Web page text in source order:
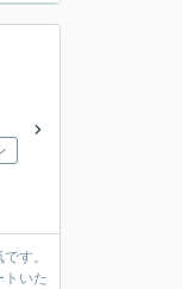
す。
トいた